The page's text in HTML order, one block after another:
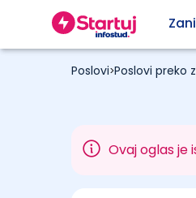
Poslovi>Poslovi preko
Ovaj oglas je